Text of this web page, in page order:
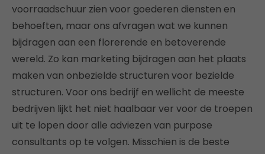
voorraadschuur zien voor goederen diensten en
behoeften, maar ons afvragen wat we kunnen
bijdragen aan een florerende en betoverende
wereld. Zo kan marketing bijdragen aan het plaats
maken van onbezielde structuren voor bezielde
structuren. Voor ons bedrijf en wellicht de meeste
bedrijven lijkt het niet haalbaar ver voor de troepen
uit te lopen door alle adviezen van purpose
consultants op te volgen. Misschien is de beste